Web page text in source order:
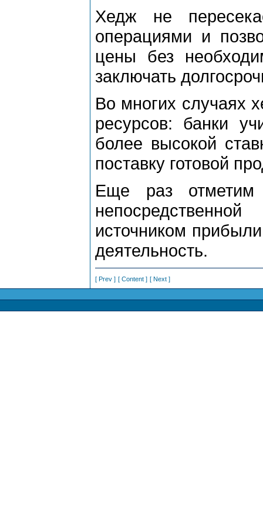
Хедж не
операциями и
цены без
заключать
Во многих случаях
ресурсов: банки
более высокой
поставку готовой
Еще раз отметим
источником
деятельность.
[ Prev ] [ Content ] [ Next ]